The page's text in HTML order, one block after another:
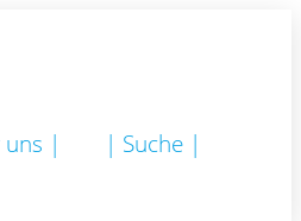
| | Suche |